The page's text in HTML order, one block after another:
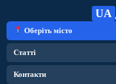
UA
Оберіть місто
Статті
Контакти